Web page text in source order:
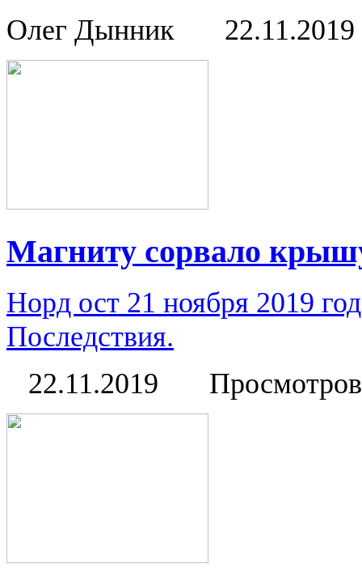
Олег Дынник
22.11.2019
Магниту сорвало
Норд ост 21 ноября 2019
Последствия.
22.11.2019